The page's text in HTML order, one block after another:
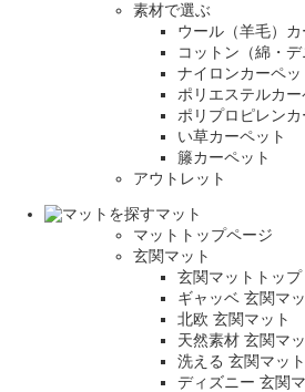
素材で選ぶ
ウール（羊毛）カ
コットン（綿・
ナイロンカーペッ
ポリエステルカー
ポリプロピレンカ
い草カーペット
籐カーペット
アウトレット
マット
マットトップページ
玄関マット
玄関マットトップ
ギャッベ 玄関マ
北欧 玄関マット
天然素材 玄関マ
洗える 玄関マット
ディズニー 玄関